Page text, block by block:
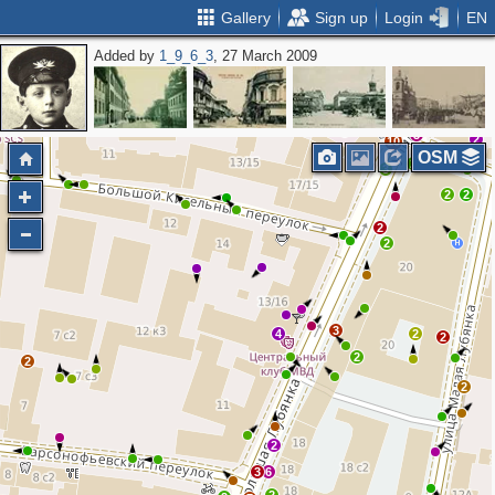
Gallery Sign up Login EN
Added by 1_9_6_3, 27 March 2009
3 3 6
4
2
2 2
2
3
10
3
2
2
4
3
2
2 2
2
2
6
3
2
OSM